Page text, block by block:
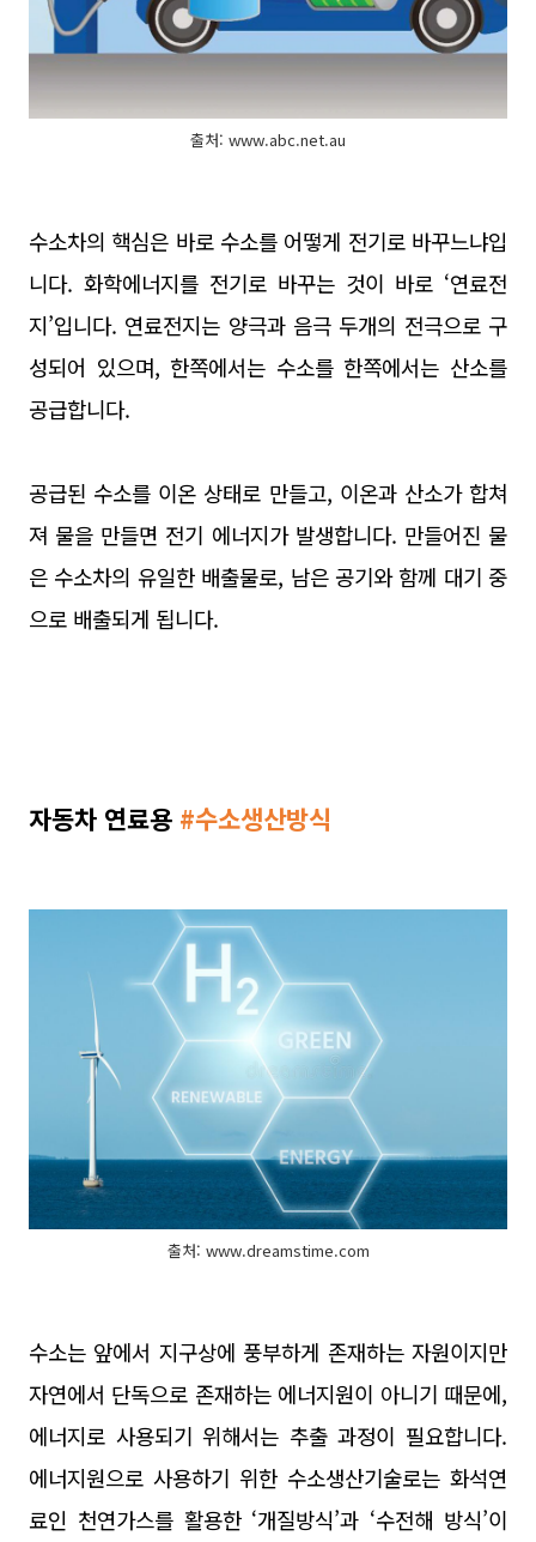
출처: www.abc.net.au
수소차의 핵심은 바로 수소를 어떻게 전기로 바꾸느냐입
니다. 화학에너지를 전기로 바꾸는 것이 바로 ‘연료전
지’입니다. 연료전지는 양극과 음극 두개의 전극으로 구
성되어 있으며, 한쪽에서는 수소를 한쪽에서는 산소를
공급합니다.
공급된 수소를 이온 상태로 만들고, 이온과 산소가 합쳐
져 물을 만들면 전기 에너지가 발생합니다. 만들어진 물
은 수소차의 유일한 배출물로, 남은 공기와 함께 대기 중
으로 배출되게 됩니다.
자동차 연료용 #수소생산방식
출처: www.dreamstime.com
수소는 앞에서 지구상에 풍부하게 존재하는 자원이지만
자연에서 단독으로 존재하는 에너지원이 아니기 때문에,
에너지로 사용되기 위해서는 추출 과정이 필요합니다.
에너지원으로 사용하기 위한 수소생산기술로는 화석연
료인 천연가스를 활용한 ‘개질방식’과 ‘수전해 방식’이